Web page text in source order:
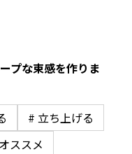
プな束感を作りま
# 立ち上げる
ススメ